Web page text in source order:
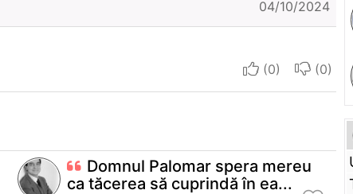
04/10/2024
I apreciateI do
Domnul Palomar spera mereu
ca tăcerea să cuprindă în ea...